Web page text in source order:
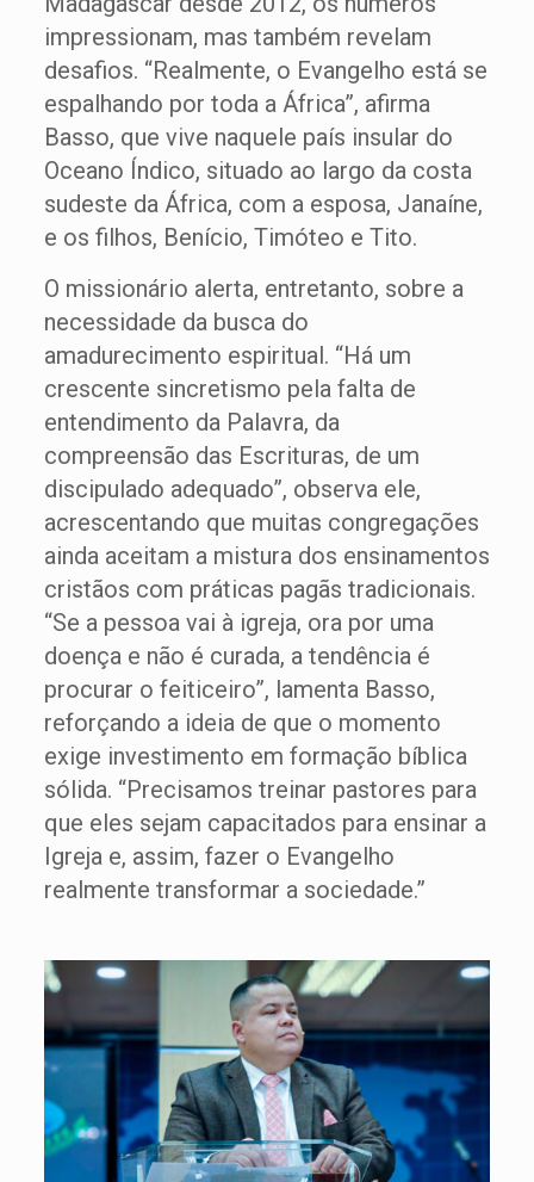
impressionam, mas também revelam
desafios. “Realmente, o Evangelho está se
espalhando por toda a África”, afirma
Basso, que vive naquele país insular do
Oceano Índico, situado ao largo da costa
sudeste da África, com a esposa, Janaíne,
e os filhos, Benício, Timóteo e Tito.
O missionário alerta, entretanto, sobre a
necessidade da busca do
amadurecimento espiritual. “Há um
crescente sincretismo pela falta de
entendimento da Palavra, da
compreensão das Escrituras, de um
discipulado adequado”, observa ele,
acrescentando que muitas congregações
ainda aceitam a mistura dos ensinamentos
cristãos com práticas pagãs tradicionais.
“Se a pessoa vai à igreja, ora por uma
doença e não é curada, a tendência é
procurar o feiticeiro”, lamenta Basso,
reforçando a ideia de que o momento
exige investimento em formação bíblica
sólida. “Precisamos treinar pastores para
que eles sejam capacitados para ensinar a
Igreja e, assim, fazer o Evangelho
realmente transformar a sociedade.”